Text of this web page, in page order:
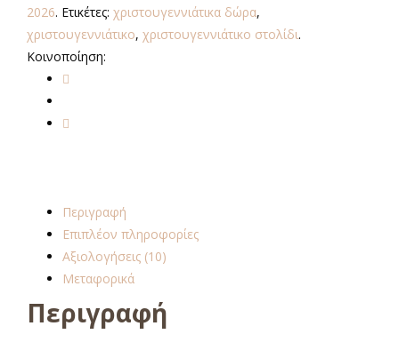
2026. Ετικέτες: χριστουγεννιάτικα δώρα,
χριστουγεννιάτικο, χριστουγεννιάτικο στολίδι.
Κοινοποίηση:
Περιγραφή
Επιπλέον πληροφορίες
Αξιολογήσεις (10)
Μεταφορικά
Περιγραφή